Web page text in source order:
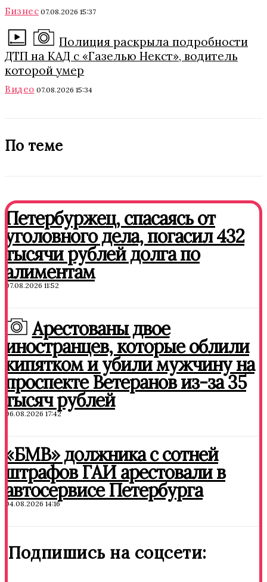
Бизнес 07.08.2026 15:37
Полиция раскрыла подробности
ДТП на КАД с «Газелью Некст», водитель
которой умер
Видео 07.08.2026 15:34
По теме
Петербуржец, спасаясь от
уголовного дела, погасил 432
тысячи рублей долга по
алиментам
07.08.2026 11:52
Арестованы двое
иностранцев, которые облили
кипятком и убили мужчину на
проспекте Ветеранов из-за 35
тысяч рублей
06.08.2026 17:42
«БМВ» должника с сотней
штрафов ГАИ арестовали в
автосервисе Петербурга
04.08.2026 14:16
Подпишись на соцсети: